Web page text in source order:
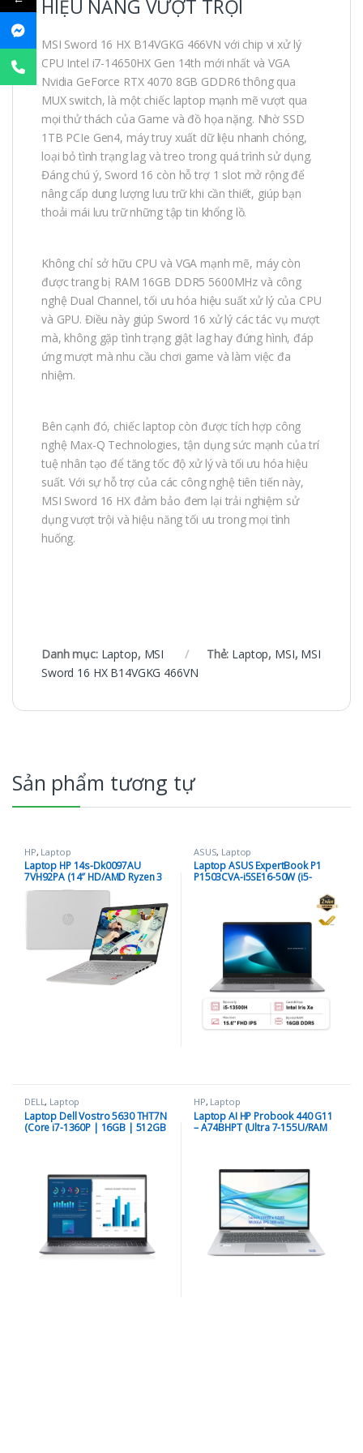
HIỆU NĂNG VƯỢT TRỘI
MSI Sword 16 HX B14VGKG 466VN với chip vi xử lý
CPU Intel i7-14650HX Gen 14th mới nhất và VGA
Nvidia GeForce RTX 4070 8GB GDDR6 thông qua
MUX switch, là một chiếc laptop mạnh mẽ vượt qua
mọi thử thách của Game và đồ họa nặng. Nhờ SSD
1TB PCIe Gen4, máy truy xuất dữ liệu nhanh chóng,
loại bỏ tình trạng lag và treo trong quá trình sử dụng.
Đáng chú ý, Sword 16 còn hỗ trợ 1 slot mở rộng để
nâng cấp dung lượng lưu trữ khi cần thiết, giúp bạn
thoải mái lưu trữ những tập tin khổng lồ.
Không chỉ sở hữu CPU và VGA mạnh mẽ, máy còn
được trang bị RAM 16GB DDR5 5600MHz và công
nghệ Dual Channel, tối ưu hóa hiệu suất xử lý của CPU
và GPU. Điều này giúp Sword 16 xử lý các tác vụ mượt
mà, không gặp tình trạng giật lag hay đứng hình, đáp
ứng mượt mà nhu cầu chơi game và làm việc đa
nhiệm.
Bên cạnh đó, chiếc laptop còn được tích hợp công
nghệ Max-Q Technologies, tận dụng sức mạnh của trí
tuệ nhân tạo để tăng tốc độ xử lý và tối ưu hóa hiệu
suất. Với sự hỗ trợ của các công nghệ tiên tiến này,
MSI Sword 16 HX đảm bảo đem lại trải nghiệm sử
dụng vượt trội và hiệu năng tối ưu trong mọi tình
huống.
Danh mục: Laptop, MSI Thẻ: Laptop, MSI, MSI
Sword 16 HX B14VGKG 466VN
Sản phẩm tương tự
HP, Laptop
Laptop HP 14s-Dk0097AU
7VH92PA (14″ HD/AMD Ryzen 3
3200U/4GB/1TB HDD/Windows
ASUS, Laptop
Laptop ASUS ExpertBook P1
P1503CVA-i5SE16-50W (i5-
Iris Xe Graphics | 15.6′ FHD |
DELL, Laptop
Laptop Dell Vostro 5630 THT7N
(Core i7-1360P | 16GB | 512GB
HP, Laptop
Laptop AI HP Probook 440 G11
– A74BHPT (Ultra 7-155U/RAM